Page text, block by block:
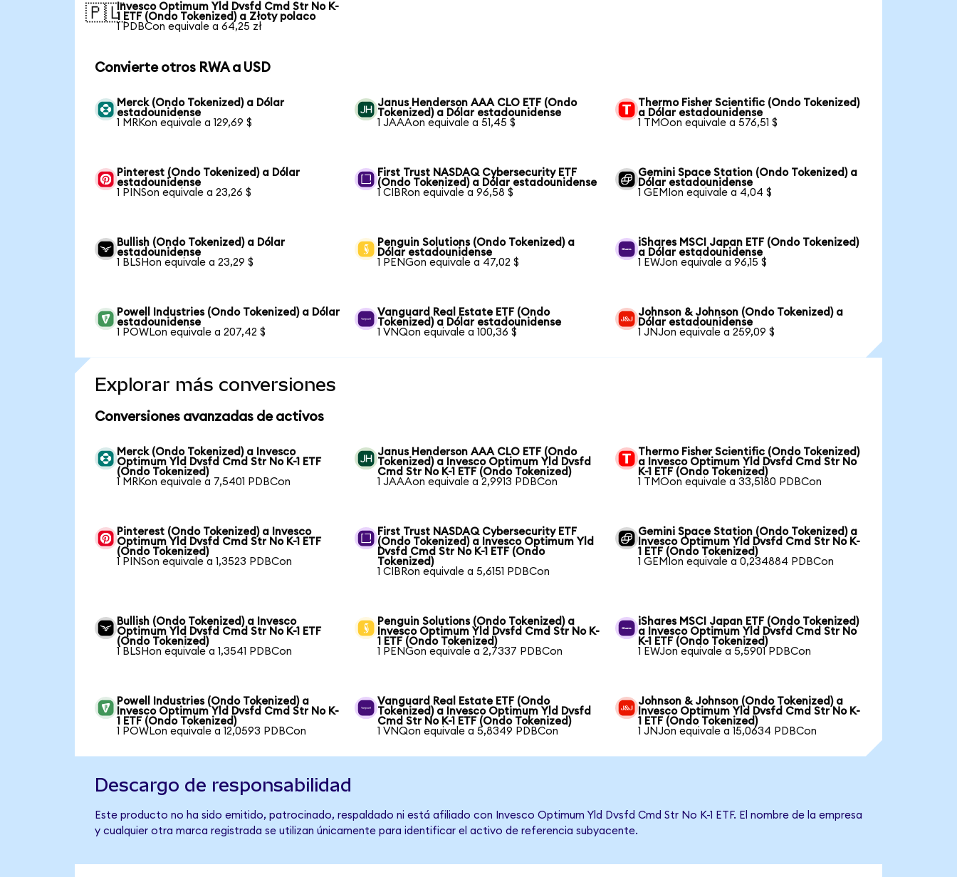
🇵🇱Invesco Optimum Yld Dvsfd Cmd Str No K-
1 ETF (Ondo Tokenized) a Złoty polaco
1 PDBCon equivale a 64,25 zł
Convierte otros RWA a USD
Merck (Ondo Tokenized) a Dólar
estadounidense
1 MRKon equivale a 129,69 $
Janus Henderson AAA CLO ETF (Ondo
Tokenized) a Dólar estadounidense
1 JAAAon equivale a 51,45 $
Thermo Fisher Scientific (Ondo Tokenized)
a Dólar estadounidense
1 TMOon equivale a 576,51 $
Pinterest (Ondo Tokenized) a Dólar
estadounidense
1 PINSon equivale a 23,26 $
First Trust NASDAQ Cybersecurity ETF
(Ondo Tokenized) a Dólar estadounidense
1 CIBRon equivale a 96,58 $
Gemini Space Station (Ondo Tokenized) a
Dólar estadounidense
1 GEMIon equivale a 4,04 $
Bullish (Ondo Tokenized) a Dólar
estadounidense
1 BLSHon equivale a 23,29 $
Penguin Solutions (Ondo Tokenized) a
Dólar estadounidense
1 PENGon equivale a 47,02 $
iShares MSCI Japan ETF (Ondo Tokenized)
a Dólar estadounidense
1 EWJon equivale a 96,15 $
Powell Industries (Ondo Tokenized) a Dólar
estadounidense
1 POWLon equivale a 207,42 $
Vanguard Real Estate ETF (Ondo
Tokenized) a Dólar estadounidense
1 VNQon equivale a 100,36 $
Johnson & Johnson (Ondo Tokenized) a
Dólar estadounidense
1 JNJon equivale a 259,09 $
Explorar más conversiones
Conversiones avanzadas de activos
Merck (Ondo Tokenized) a Invesco
Optimum Yld Dvsfd Cmd Str No K-1 ETF
(Ondo Tokenized)
1 MRKon equivale a 7,5401 PDBCon
Janus Henderson AAA CLO ETF (Ondo
Tokenized) a Invesco Optimum Yld Dvsfd
Cmd Str No K-1 ETF (Ondo Tokenized)
1 JAAAon equivale a 2,9913 PDBCon
Thermo Fisher Scientific (Ondo Tokenized)
a Invesco Optimum Yld Dvsfd Cmd Str No
K-1 ETF (Ondo Tokenized)
1 TMOon equivale a 33,5180 PDBCon
Pinterest (Ondo Tokenized) a Invesco
Optimum Yld Dvsfd Cmd Str No K-1 ETF
(Ondo Tokenized)
1 PINSon equivale a 1,3523 PDBCon
First Trust NASDAQ Cybersecurity ETF
(Ondo Tokenized) a Invesco Optimum Yld
Dvsfd Cmd Str No K-1 ETF (Ondo
Tokenized)
1 CIBRon equivale a 5,6151 PDBCon
Gemini Space Station (Ondo Tokenized) a
Invesco Optimum Yld Dvsfd Cmd Str No K-
1 ETF (Ondo Tokenized)
1 GEMIon equivale a 0,234884 PDBCon
Bullish (Ondo Tokenized) a Invesco
Optimum Yld Dvsfd Cmd Str No K-1 ETF
(Ondo Tokenized)
1 BLSHon equivale a 1,3541 PDBCon
Penguin Solutions (Ondo Tokenized) a
Invesco Optimum Yld Dvsfd Cmd Str No K-
1 ETF (Ondo Tokenized)
1 PENGon equivale a 2,7337 PDBCon
iShares MSCI Japan ETF (Ondo Tokenized)
a Invesco Optimum Yld Dvsfd Cmd Str No
K-1 ETF (Ondo Tokenized)
1 EWJon equivale a 5,5901 PDBCon
Powell Industries (Ondo Tokenized) a
Invesco Optimum Yld Dvsfd Cmd Str No K-
1 ETF (Ondo Tokenized)
1 POWLon equivale a 12,0593 PDBCon
Vanguard Real Estate ETF (Ondo
Tokenized) a Invesco Optimum Yld Dvsfd
Cmd Str No K-1 ETF (Ondo Tokenized)
1 VNQon equivale a 5,8349 PDBCon
Johnson & Johnson (Ondo Tokenized) a
Invesco Optimum Yld Dvsfd Cmd Str No K-
1 ETF (Ondo Tokenized)
1 JNJon equivale a 15,0634 PDBCon
Descargo de responsabilidad
Este producto no ha sido emitido, patrocinado, respaldado ni está afiliado con Invesco Optimum Yld Dvsfd Cmd Str No K-1 ETF. El nombre de la empresa
y cualquier otra marca registrada se utilizan únicamente para identificar el activo de referencia subyacente.